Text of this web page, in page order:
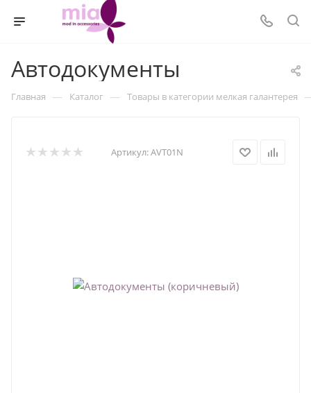
Автодокументы
Главная — Каталог — Товары в категории мелкая галантерея
Артикул:AVT01N